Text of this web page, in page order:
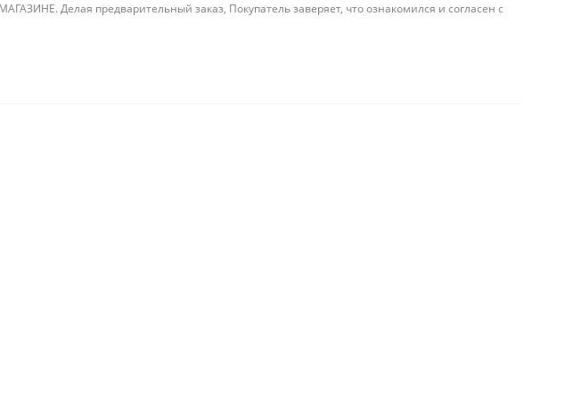
Делая предварительный заказ, Покупатель заверяет, что ознакомился и согласен с